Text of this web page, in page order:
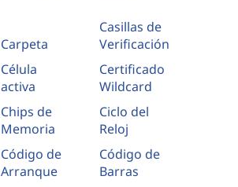
Carpeta
Casillas de
Verificación
Célula
activa
Certificado
Wildcard
Chips de
Memoria
Ciclo del
Reloj
Código de
Arranque
Código de
Barras